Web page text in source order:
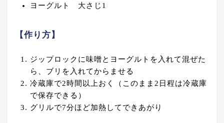
ヨーグルト 大さじ1
【作り方】
ジップロックに味噌とヨーグルトを入れて混ぜた
ら、ブリを入れてからませる
冷蔵庫で2時間以上おく（このまま2日程は冷蔵庫
で保存できる）
グリルで7分ほど加熱してできあがり